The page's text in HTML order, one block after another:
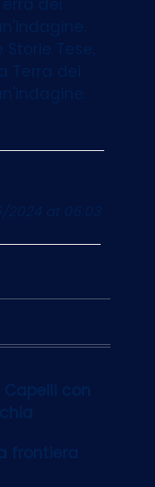
dei
Tese,
Terra dei
2024 at 06:03
con
frontiera